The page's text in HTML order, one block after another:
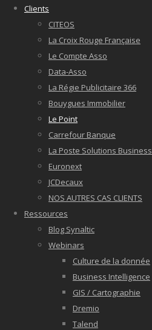
Clients
CITEOS
La Croix Rouge Française
Le Compte Asso
Data-Asso
La Régie Publicitaire 366
Bouygues Immobilier
Le Point
Carrefour Banque
La Poste Solutions Business
Euronext
JCDecaux
NOS AUTRES CAS CLIENTS
Ressources
Blog Synaltic
Webinars
Culture de la donnée
Business Intelligence
GIS / Cartographie
Dremio
Talend